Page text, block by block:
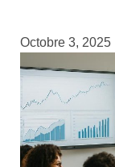
Octobre 3, 2025